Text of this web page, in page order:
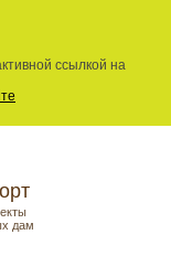
ссылкой на
дам